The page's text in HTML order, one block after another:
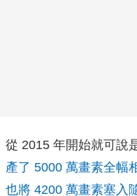
從 2015 年開始就可說
產了 5000 萬畫素全幅
也將 4200 萬畫素塞入